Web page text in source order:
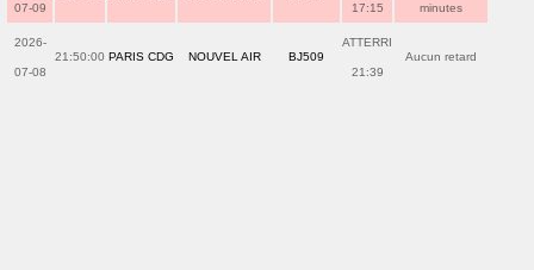
07-09 17:15 minutes
2026-
07-08
21:50:00 PARIS CDG NOUVEL AIR BJ509
ATTERRI
21:39
Aucun retard